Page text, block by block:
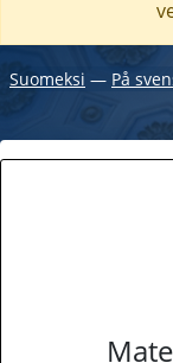
Suomeksi ― På